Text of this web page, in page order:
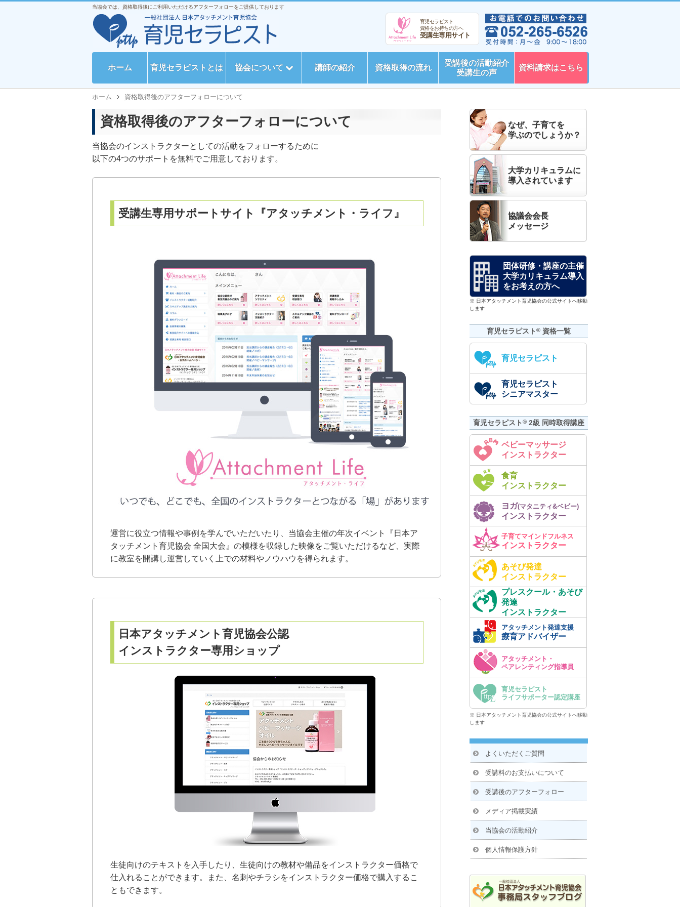
当協会では、資格取得後にご利用いただけるアフターフォローをご提供しております
育児セラピスト
資格をお持ちの方へ
受講生専用サイト
ホーム 育児セラピストとは 協会について 講師の紹介 資格取得の流れ
受講後の活動紹介
受講生の声
資料請求はこちら
ホーム 資格取得後のアフターフォローについて
資格取得後のアフターフォローについて
当協会のインストラクターとしての活動をフォローするために
以下の4つのサポートを無料でご用意しております。
受講生専用サポートサイト『アタッチメント・ライフ』
運営に役立つ情報や事例を学んでいただいたり、当協会主催の年次イベント『日本ア
タッチメント育児協会 全国大会』の模様を収録した映像をご覧いただけるなど、実際
に教室を開講し運営していく上での材料やノウハウを得られます。
日本アタッチメント育児協会公認
インストラクター専用ショップ
生徒向けのテキストを入手したり、生徒向けの教材や備品をインストラクター価格で
仕入れることができます。また、名刺やチラシをインストラクター価格で購入するこ
ともできます。
なぜ、子育てを
学ぶのでしょうか？
大学カリキュラムに
導入されています
協議会会長
メッセージ
団体研修・講座の主催
大学カリキュラム導入
をお考えの方へ
※ 日本アタッチメント育児協会の公式サイトへ移動
します
育児セラピスト ® 資格一覧
育児セラピスト
育児セラピスト
シニアマスター
育児セラピスト ® 2級 同時取得講座
ベビーマッサージ
インストラクター
食育
インストラクター
ヨガ(マタニティ&ベビー)
インストラクター
子育てマインドフルネス
インストラクター
あそび発達
インストラクター
プレスクール・あそび
発達
インストラクター
アタッチメント発達支援
療育アドバイザー
アタッチメント・
ペアレンティング指導員
育児セラピスト
ライフサポーター認定講座
※ 日本アタッチメント育児協会の公式サイトへ移動
します
よくいただくご質問
受講料のお支払いについて
受講後のアフターフォロー
メディア掲載実績
当協会の活動紹介
個人情報保護方針